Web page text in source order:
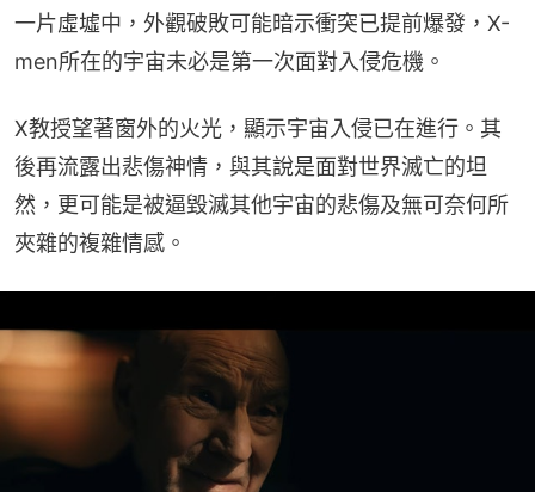
一片虛墟中，外觀破敗可能暗示衝突已提前爆發，X-
men所在的宇宙未必是第一次面對入侵危機。
X教授望著窗外的火光，顯示宇宙入侵已在進行。其
後再流露出悲傷神情，與其說是面對世界滅亡的坦
然，更可能是被逼毀滅其他宇宙的悲傷及無可奈何所
夾雜的複雜情感。